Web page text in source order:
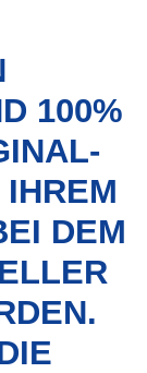
100%
DEM